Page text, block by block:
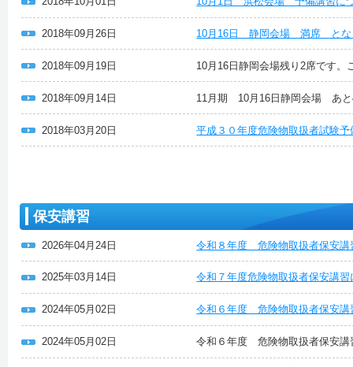
2018年09月26日 10月16日 静岡会場 満席 とな
2018年09月19日 10月16日静岡会場残り2席です。
2018年09月14日 11月期 10月16日静岡会場 あと
2018年03月20日 平成３０年度危険物取扱者試験
保安講習
2026年04月24日 令和８年度 危険物取扱者保安講
2025年03月14日 令和７年度危険物取扱者保安講習
2024年05月02日 令和６年度 危険物取扱者保安講
2024年05月02日 令和６年度 危険物取扱者保安講